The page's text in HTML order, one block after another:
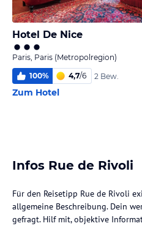
Hotel De Nice
Paris, Paris (Metropolregion)
100% 4,7/6 2 Bew.
Zum Hotel
Infos Rue de Rivoli
Für den Reisetipp Rue de Rivoli
allgemeine Beschreibung. Dein
gefragt. Hilf mit, objektive